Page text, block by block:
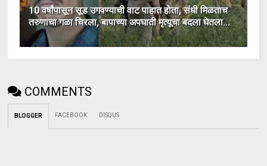
10 वर्षांपासून सूड उगवण्याची वाट पाहात होता, संधी मिळताच
तरुणाचा गळा चिरला, बापाच्या अपघाती मृत्यूचा बदला घेतला...
COMMENTS
BLOGGER FACEBOOK DISQUS